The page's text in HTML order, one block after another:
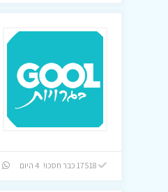
17518 כבר חסכו! 4 היום